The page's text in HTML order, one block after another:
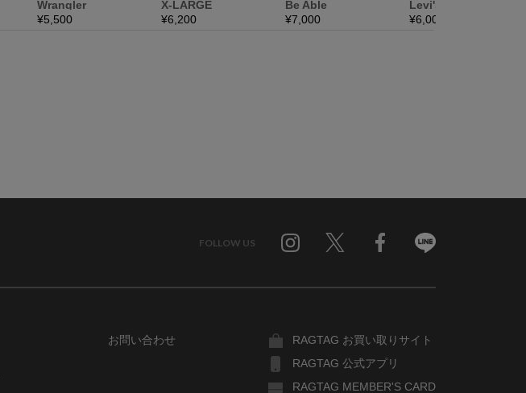
FOLLOW US
お問い合わせ
RAGTAG お買い取りサイト
RAGTAG 公式アプリ
RAGTAG MEMBER'S CARD